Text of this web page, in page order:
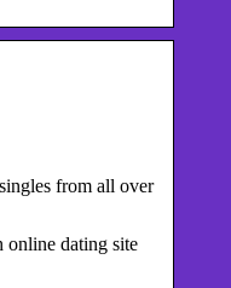
from all over
online dating site